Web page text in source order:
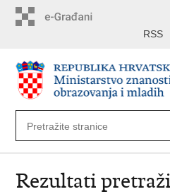
RSS
Rezultati